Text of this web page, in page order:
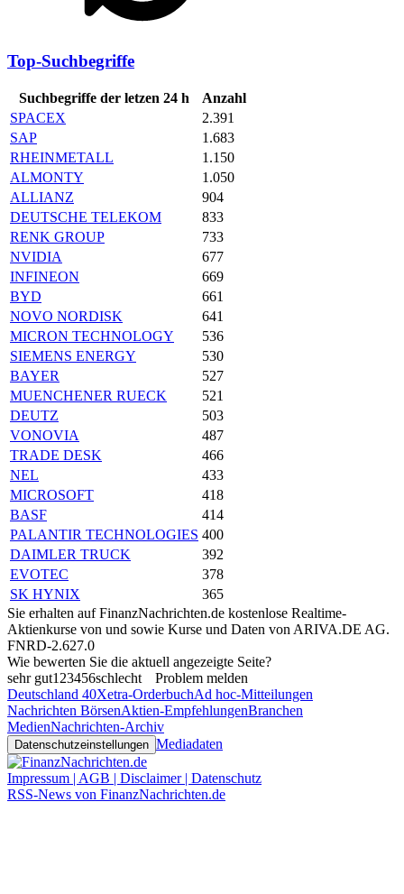
Top-Suchbegriffe
Suchbegriffe der letzen 24 h
Anzahl
SPACEX
2.391
SAP
1.683
RHEINMETALL
1.150
ALMONTY
1.050
ALLIANZ
904
DEUTSCHE TELEKOM
833
RENK GROUP
733
NVIDIA
677
INFINEON
669
BYD
661
NOVO NORDISK
641
MICRON TECHNOLOGY
536
SIEMENS ENERGY
530
BAYER
527
MUENCHENER RUECK
521
DEUTZ
503
VONOVIA
487
TRADE DESK
466
NEL
433
MICROSOFT
418
BASF
414
PALANTIR TECHNOLOGIES 400
DAIMLER TRUCK
392
EVOTEC
378
SK HYNIX
365
Sie erhalten auf FinanzNachrichten.de kostenlose Realtime-
Aktienkurse von und sowie Kurse und Daten von ARIVA.DE AG.
FNRD-2.627.0
Wie bewerten Sie die aktuell angezeigte Seite?
sehr gut1 23456schlecht
Problem melden
Deutschland 40Xetra-OrderbuchAd hoc-Mitteilungen
Nachrichten BörsenAktien-EmpfehlungenBranchen
MedienNachrichten-Archiv
Datenschutzeinstellungen Mediadaten
Impressum | AGB | Disclaimer | Datenschutz
RSS-News von FinanzNachrichten.de